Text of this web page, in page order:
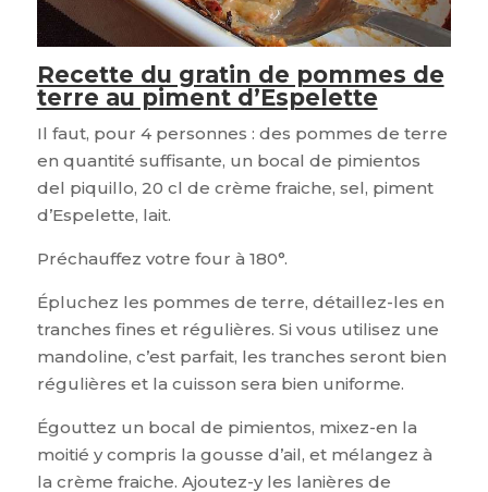
Recette du gratin de pommes de
terre au piment d’Espelette
Il faut, pour 4 personnes : des pommes de terre
en quantité suffisante, un bocal de pimientos
del piquillo, 20 cl de crème fraiche, sel, piment
d’Espelette, lait.
Préchauffez votre four à 180°.
Épluchez les pommes de terre, détaillez-les en
tranches fines et régulières. Si vous utilisez une
mandoline, c’est parfait, les tranches seront bien
régulières et la cuisson sera bien uniforme.
Égouttez un bocal de pimientos, mixez-en la
moitié y compris la gousse d’ail, et mélangez à
la crème fraiche. Ajoutez-y les lanières de